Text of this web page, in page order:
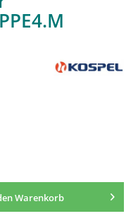
Warenkorb